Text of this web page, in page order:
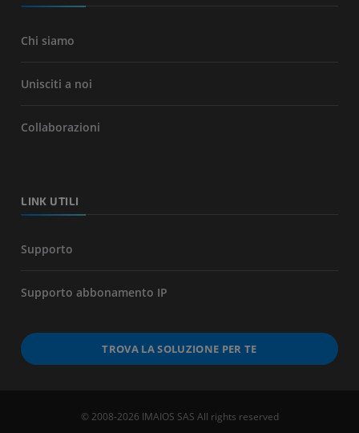
Chi siamo
Unisciti a noi
Collaborazioni
LINK UTILI
Supporto
Supporto abbonamento IP
TROVA LA SOLUZIONE PER TE
© 2008-2026 IMAIOS SAS All rights reserved